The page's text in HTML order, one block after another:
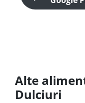
Alte
Dulciuri